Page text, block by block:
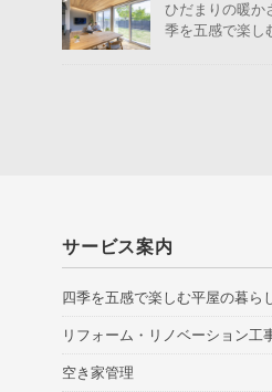
ひだまりの暖か
季を五感で楽し
サービス案内
四季を五感で楽しむ平屋の暮ら
リフォーム・リノベーション工
空き家管理